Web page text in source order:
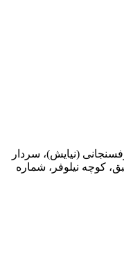
(نیایش)، سردار
کوچه نیلوفر، شماره